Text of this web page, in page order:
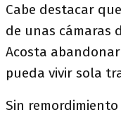
Cabe destacar
de unas cámaras
Acosta
pueda vivir sola
Sin